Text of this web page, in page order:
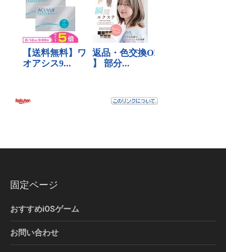
固定ページ
おすすめiOSゲーム
お問い合わせ